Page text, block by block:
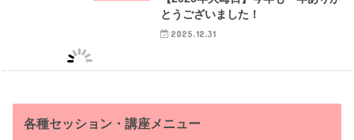
とうございました！
2025.12.31
各種セッション・講座メニュー